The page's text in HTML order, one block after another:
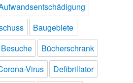
Baugebiete
Besuche
Bücherschrank
Virus
Defibrillator